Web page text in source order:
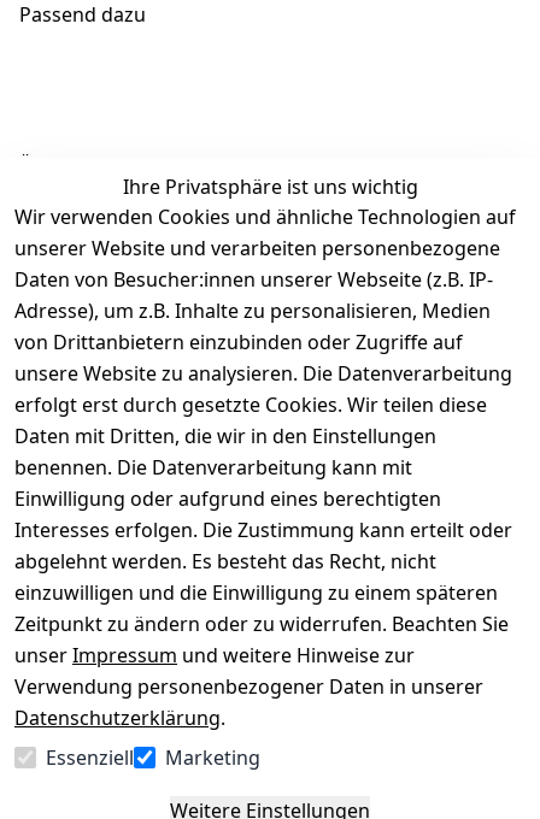
Passend dazu
Ähnliche Produkte
Ihre Privatsphäre ist uns wichtig
Wir verwenden Cookies und ähnliche Technologien auf
unserer Website und verarbeiten personenbezogene
Daten von Besucher:innen unserer Webseite (z.B. IP-
Adresse), um z.B. Inhalte zu personalisieren, Medien
von Drittanbietern einzubinden oder Zugriffe auf
unsere Website zu analysieren. Die Datenverarbeitung
erfolgt erst durch gesetzte Cookies. Wir teilen diese
Daten mit Dritten, die wir in den Einstellungen
benennen. Die Datenverarbeitung kann mit
Einwilligung oder aufgrund eines berechtigten
Interesses erfolgen. Die Zustimmung kann erteilt oder
abgelehnt werden. Es besteht das Recht, nicht
einzuwilligen und die Einwilligung zu einem späteren
Zeitpunkt zu ändern oder zu widerrufen. Beachten Sie
unserImpressum und weitere Hinweise zur
Verwendung personenbezogener Daten in unserer
Datenschutzerklärung.
Essenziell
Marketing
Weitere Einstellungen
Rechtliches
AGB
Impressum
Datenschutze
rklärung
Barrierefreihe
itserklärung
Widerrufsrec
ht
Über uns
Kontakt
Registrieren
Kataloge zum
Download
Pflege &
Kundendienst
Kiefermöbel
Hilfe
Wir
versenden
mit
Zahle
bequem per
Vertrag
widerrufen